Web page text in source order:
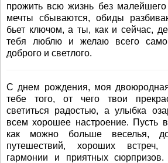
прожить всю жизнь без
мечты сбываются, обиды
бьет ключом, а ты, как и сейчас,
тебя люблю и желаю всего
доброго и светлого.
С днем рождения, моя
тебе того, от чего твои
светиться радостью, а улыбка
всем хорошее настроение. Пусть
как можно больше веселья,
путешествий, хороших
гармонии и приятных